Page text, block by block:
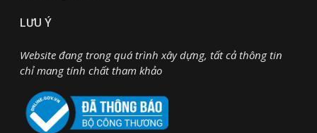
LƯU Ý
Website đang trong quá trình xây dựng, tất cả thông tin
chỉ mang tính chất tham khảo